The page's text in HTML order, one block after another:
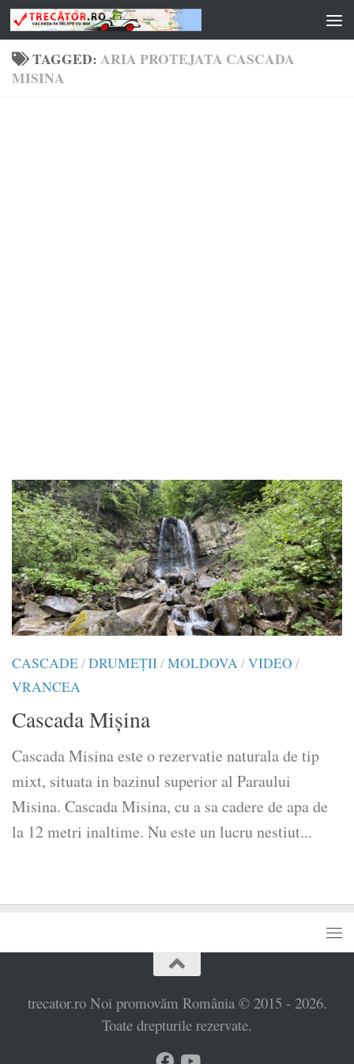
Skip to content
TAGGED:ARIA PROTEJATA CASCADA
MISINA
CASCADE/DRUMEŢII/MOLDOVA/VIDEO /
VRANCEA
Cascada Mișina
Cascada Misina este o rezervatie naturala de tip
mixt, situata in bazinul superior al Paraului
Misina. Cascada Misina, cu a sa cadere de apa de
la 12 metri inaltime. Nu este un lucru nestiut...
trecator.ro Noi promovăm România © 2015 - 2026.
Toate drepturile rezervate.